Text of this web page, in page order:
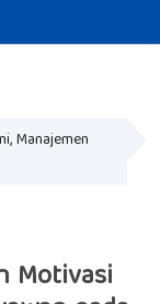
Manajemen
Motivasi